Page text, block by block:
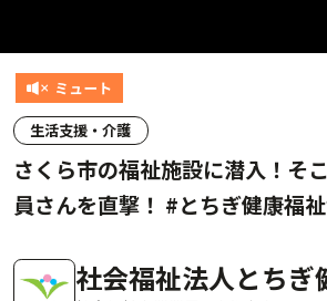
生活支援・介護
さくら市の福祉施設に潜入！そ
員さんを直撃！ #とちぎ健康福
社会福祉法人とちぎ